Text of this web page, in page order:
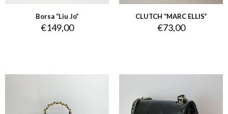
Borsa “Liu Jo”
€149,00
CLUTCH “MARC ELLIS”
€73,00